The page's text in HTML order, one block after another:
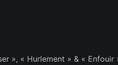
», « Hurlement » & « Enfouir